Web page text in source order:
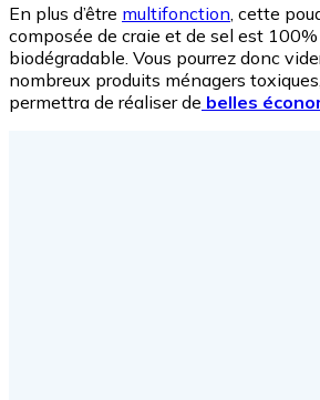
En plus d’être multifonction , cette
composée de craie et de sel est
biodégradable. Vous pourrez donc
nombreux produits ménagers
permettra de réaliser de belles